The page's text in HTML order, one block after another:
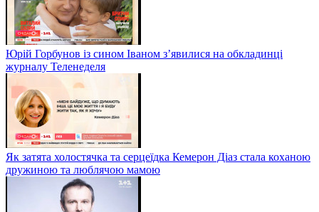
Юрій Горбунов із сином Іваном з’явилися на обкладинці
журналу Теленеделя
Як затята холостячка та серцеїдка Кемерон Діаз стала коханою
дружиною та люблячою мамою